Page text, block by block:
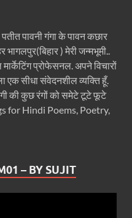
पावनी गंगा के पावन कछार
) मेरी जन्मभूमी..
प्रोफेसनल. अपने विचारों
एक सीधा संवेदनशील व्यक्ति हूँ.
की कुछ रंगों को समेटे टूटे फूटे
for Hindi Poems, Poetry,
– BY SUJIT